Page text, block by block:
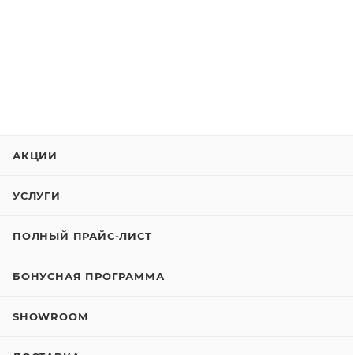
АКЦИИ
УСЛУГИ
ПОЛНЫЙ ПРАЙС-ЛИСТ
БОНУСНАЯ ПРОГРАММА
SHOWROOM